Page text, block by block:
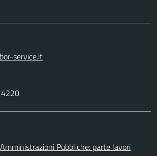
Pubbliche: parte lavori